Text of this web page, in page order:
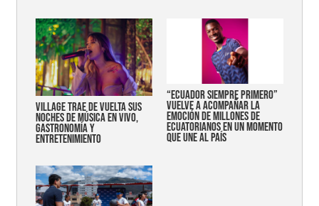
Village trae de vuelta sus
noches de música en vivo,
gastronomía y
entretenimiento
“Ecuador siempre primero”
vuelve a acompañar la
emoción de millones de
ecuatorianos en un momento
que une al país